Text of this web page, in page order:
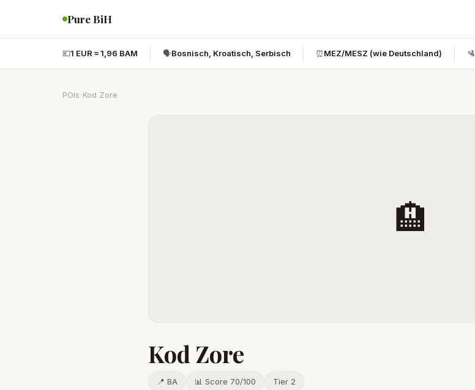
Pure BiH
💶1 EUR ≈ 1,96 BAM 🗣️Bosnisch, Kroatisch, Serbisch ⏰MEZ/MESZ (wie Deutschland) 🛂
POIs Kod Zore
🏨
Kod Zore
📍 BA 📊 Score 70/100 Tier 2